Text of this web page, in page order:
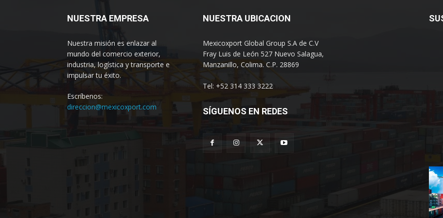
NUESTRA EMPRESA
Nuestra misión es enlazar al
mundo del comercio exterior,
industria, logística y transporte e
impulsar tu éxito.
Escríbenos:
direccion@mexicoxport.com
NUESTRA UBICACION
Mexicoxport Global Group S.A de C.V
Fray Luis de León 527 Nuevo Salagua,
Manzanillo, Colima. C.P. 28869
Tel: +52 314 333 3222
SÍGUENOS EN REDES